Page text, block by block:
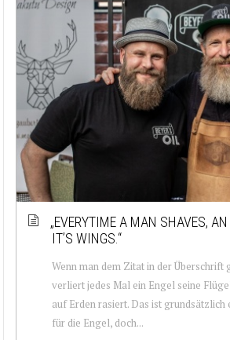
„EVERYTIME A MAN SHAVES,
IT’S WINGS.“
Wenn man dem Zitat in der Überschrift
verliert jedes Mal ein Engel seine
auf Erden rasiert. Das ist
für die Engel, doch...